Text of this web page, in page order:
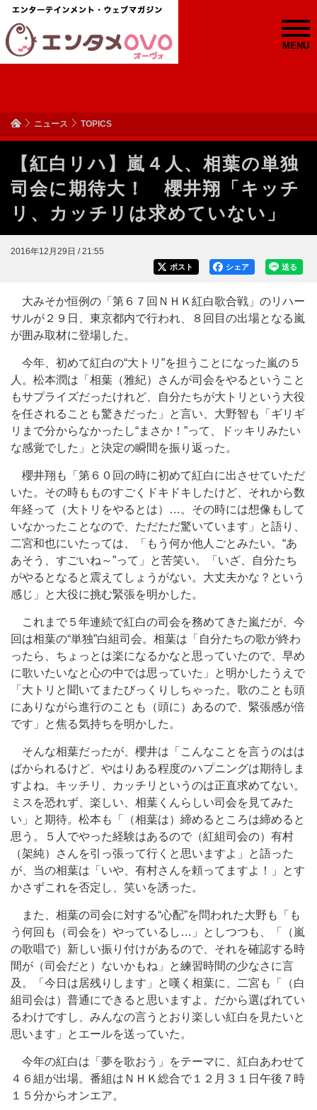
MENU
ニュース TOPICS
【紅白リハ】嵐４人、相葉の単独
司会に期待大！ 櫻井翔「キッチ
リ、カッチリは求めていない」
2016年12月29日 / 21:55
送る
シェア
ポスト
大みそか恒例の「第６７回ＮＨＫ紅白歌合戦」のリハー
サルが２９日、東京都内で行われ、８回目の出場となる嵐
が囲み取材に登場した。
今年、初めて紅白の“大トリ”を担うことになった嵐の５
人。松本潤は「相葉（雅紀）さんが司会をやるということ
もサプライズだったけれど、自分たちが大トリという大役
を任されることも驚きだった」と言い、大野智も「ギリギ
リまで分からなかったし“まさか！”って、ドッキリみたい
な感覚でした」と決定の瞬間を振り返った。
櫻井翔も「第６０回の時に初めて紅白に出させていただ
いた。その時もものすごくドキドキしたけど、それから数
年経って（大トリをやるとは）…。その時には想像もして
いなかったことなので、ただただ驚いています」と語り、
二宮和也にいたっては、「もう何か他人ごとみたい。“あ
あそう、すごいね～”って」と苦笑い。「いざ、自分たち
がやるとなると震えてしょうがない。大丈夫かな？という
感じ」と大役に挑む緊張を明かした。
これまで５年連続で紅白の司会を務めてきた嵐だが、今
回は相葉の“単独”白組司会。相葉は「自分たちの歌が終わ
ったら、ちょっとは楽になるかなと思っていたので、早め
に歌いたいなと心の中では思っていた」と明かしたうえで
「大トリと聞いてまたびっくりしちゃった。歌のことも頭
にありながら進行のことも（頭に）あるので、緊張感が倍
です」と焦る気持ちを明かした。
そんな相葉だったが、櫻井は「こんなことを言うのはは
ばかられるけど、やはりある程度のハプニングは期待しま
すよね。キッチリ、カッチリというのは正直求めてない。
ミスを恐れず、楽しい、相葉くんらしい司会を見てみた
い」と期待。松本も「（相葉は）締めるところは締めると
思う。５人でやった経験はあるので（紅組司会の）有村
（架純）さんを引っ張って行くと思いますよ」と語った
が、当の相葉は「いや、有村さんを頼ってますよ！」とす
かさずこれを否定し、笑いを誘った。
また、相葉の司会に対する“心配”を問われた大野も「も
う何回も（司会を）やっているし…」としつつも、「（嵐
の歌唱で）新しい振り付けがあるので、それを確認する時
間が（司会だと）ないかもね」と練習時間の少なさに言
及。「今日は居残りします」と嘆く相葉に、二宮も「（白
組司会は）普通にできると思いますよ。だから選ばれてい
るわけですし、みんなの言うとおり楽しい紅白を見たいと
思います」とエールを送っていた。
今年の紅白は「夢を歌おう」をテーマに、紅白あわせて
４６組が出場。番組はＮＨＫ総合で１２月３１日午後７時
１５分からオンエア。